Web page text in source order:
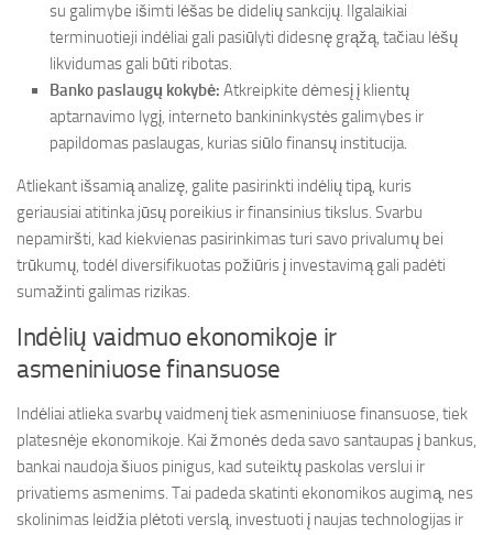
su galimybe išimti lėšas be didelių sankcijų. Ilgalaikiai
terminuotieji indėliai gali pasiūlyti didesnę grąžą, tačiau lėšų
likvidumas gali būti ribotas.
Banko paslaugų kokybė: Atkreipkite dėmesį į klientų
aptarnavimo lygį, interneto bankininkystės galimybes ir
papildomas paslaugas, kurias siūlo finansų institucija.
Atliekant išsamią analizę, galite pasirinkti indėlių tipą, kuris
geriausiai atitinka jūsų poreikius ir finansinius tikslus. Svarbu
nepamiršti, kad kiekvienas pasirinkimas turi savo privalumų bei
trūkumų, todėl diversifikuotas požiūris į investavimą gali padėti
sumažinti galimas rizikas.
Indėlių vaidmuo ekonomikoje ir
asmeniniuose finansuose
Indėliai atlieka svarbų vaidmenį tiek asmeniniuose finansuose, tiek
platesnėje ekonomikoje. Kai žmonės deda savo santaupas į bankus,
bankai naudoja šiuos pinigus, kad suteiktų paskolas verslui ir
privatiems asmenims. Tai padeda skatinti ekonomikos augimą, nes
skolinimas leidžia plėtoti verslą, investuoti į naujas technologijas ir